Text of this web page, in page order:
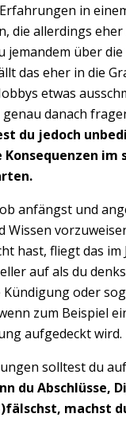
in
die allerdings
jemandem über
das eher in die
etwas
danach
du jedoch
Konsequenzen im
anfängst und
Wissen
hast, fliegt das im
auf als du
oder
zum Beispiel
aufgedeckt wird.
solltest du
du Abschlüsse,
machst